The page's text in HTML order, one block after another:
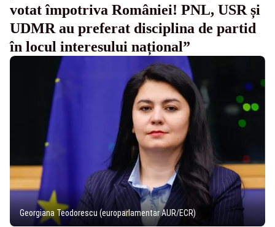
votat împotriva României! PNL, USR și
UDMR au preferat disciplina de partid
în locul interesului național”
Georgiana Teodorescu (europarlamentar AUR/ECR)